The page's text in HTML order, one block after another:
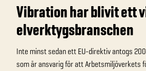
Vibration har blivit ett
elverktygsbranschen
Inte minst sedan ett EU-direktiv antogs
som är ansvarig för att Arbetsmiljöverkets